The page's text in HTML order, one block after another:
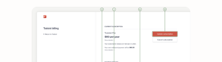
· 客戶體驗主管